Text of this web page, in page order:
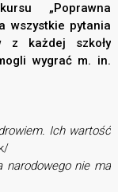
„Poprawna
wszystkie pytania
z każdej szkoły
wygrać m. in.
Ich wartość
narodowego nie ma